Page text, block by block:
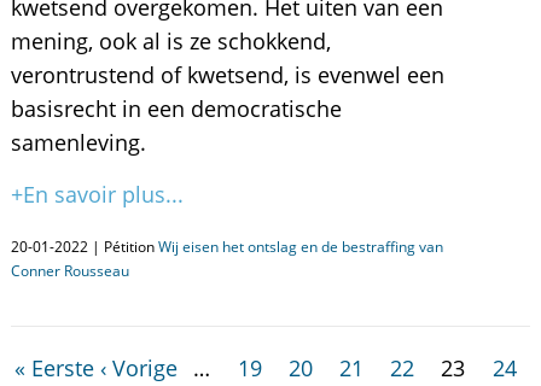
kwetsend overgekomen. Het uiten van een
mening, ook al is ze schokkend,
verontrustend of kwetsend, is evenwel een
basisrecht in een democratische
samenleving.
+En savoir plus...
20-01-2022 | PétitionWij eisen het ontslag en de bestraffing van
Conner Rousseau
« Eerste ‹ Vorige … 19 20 21 22 23
24